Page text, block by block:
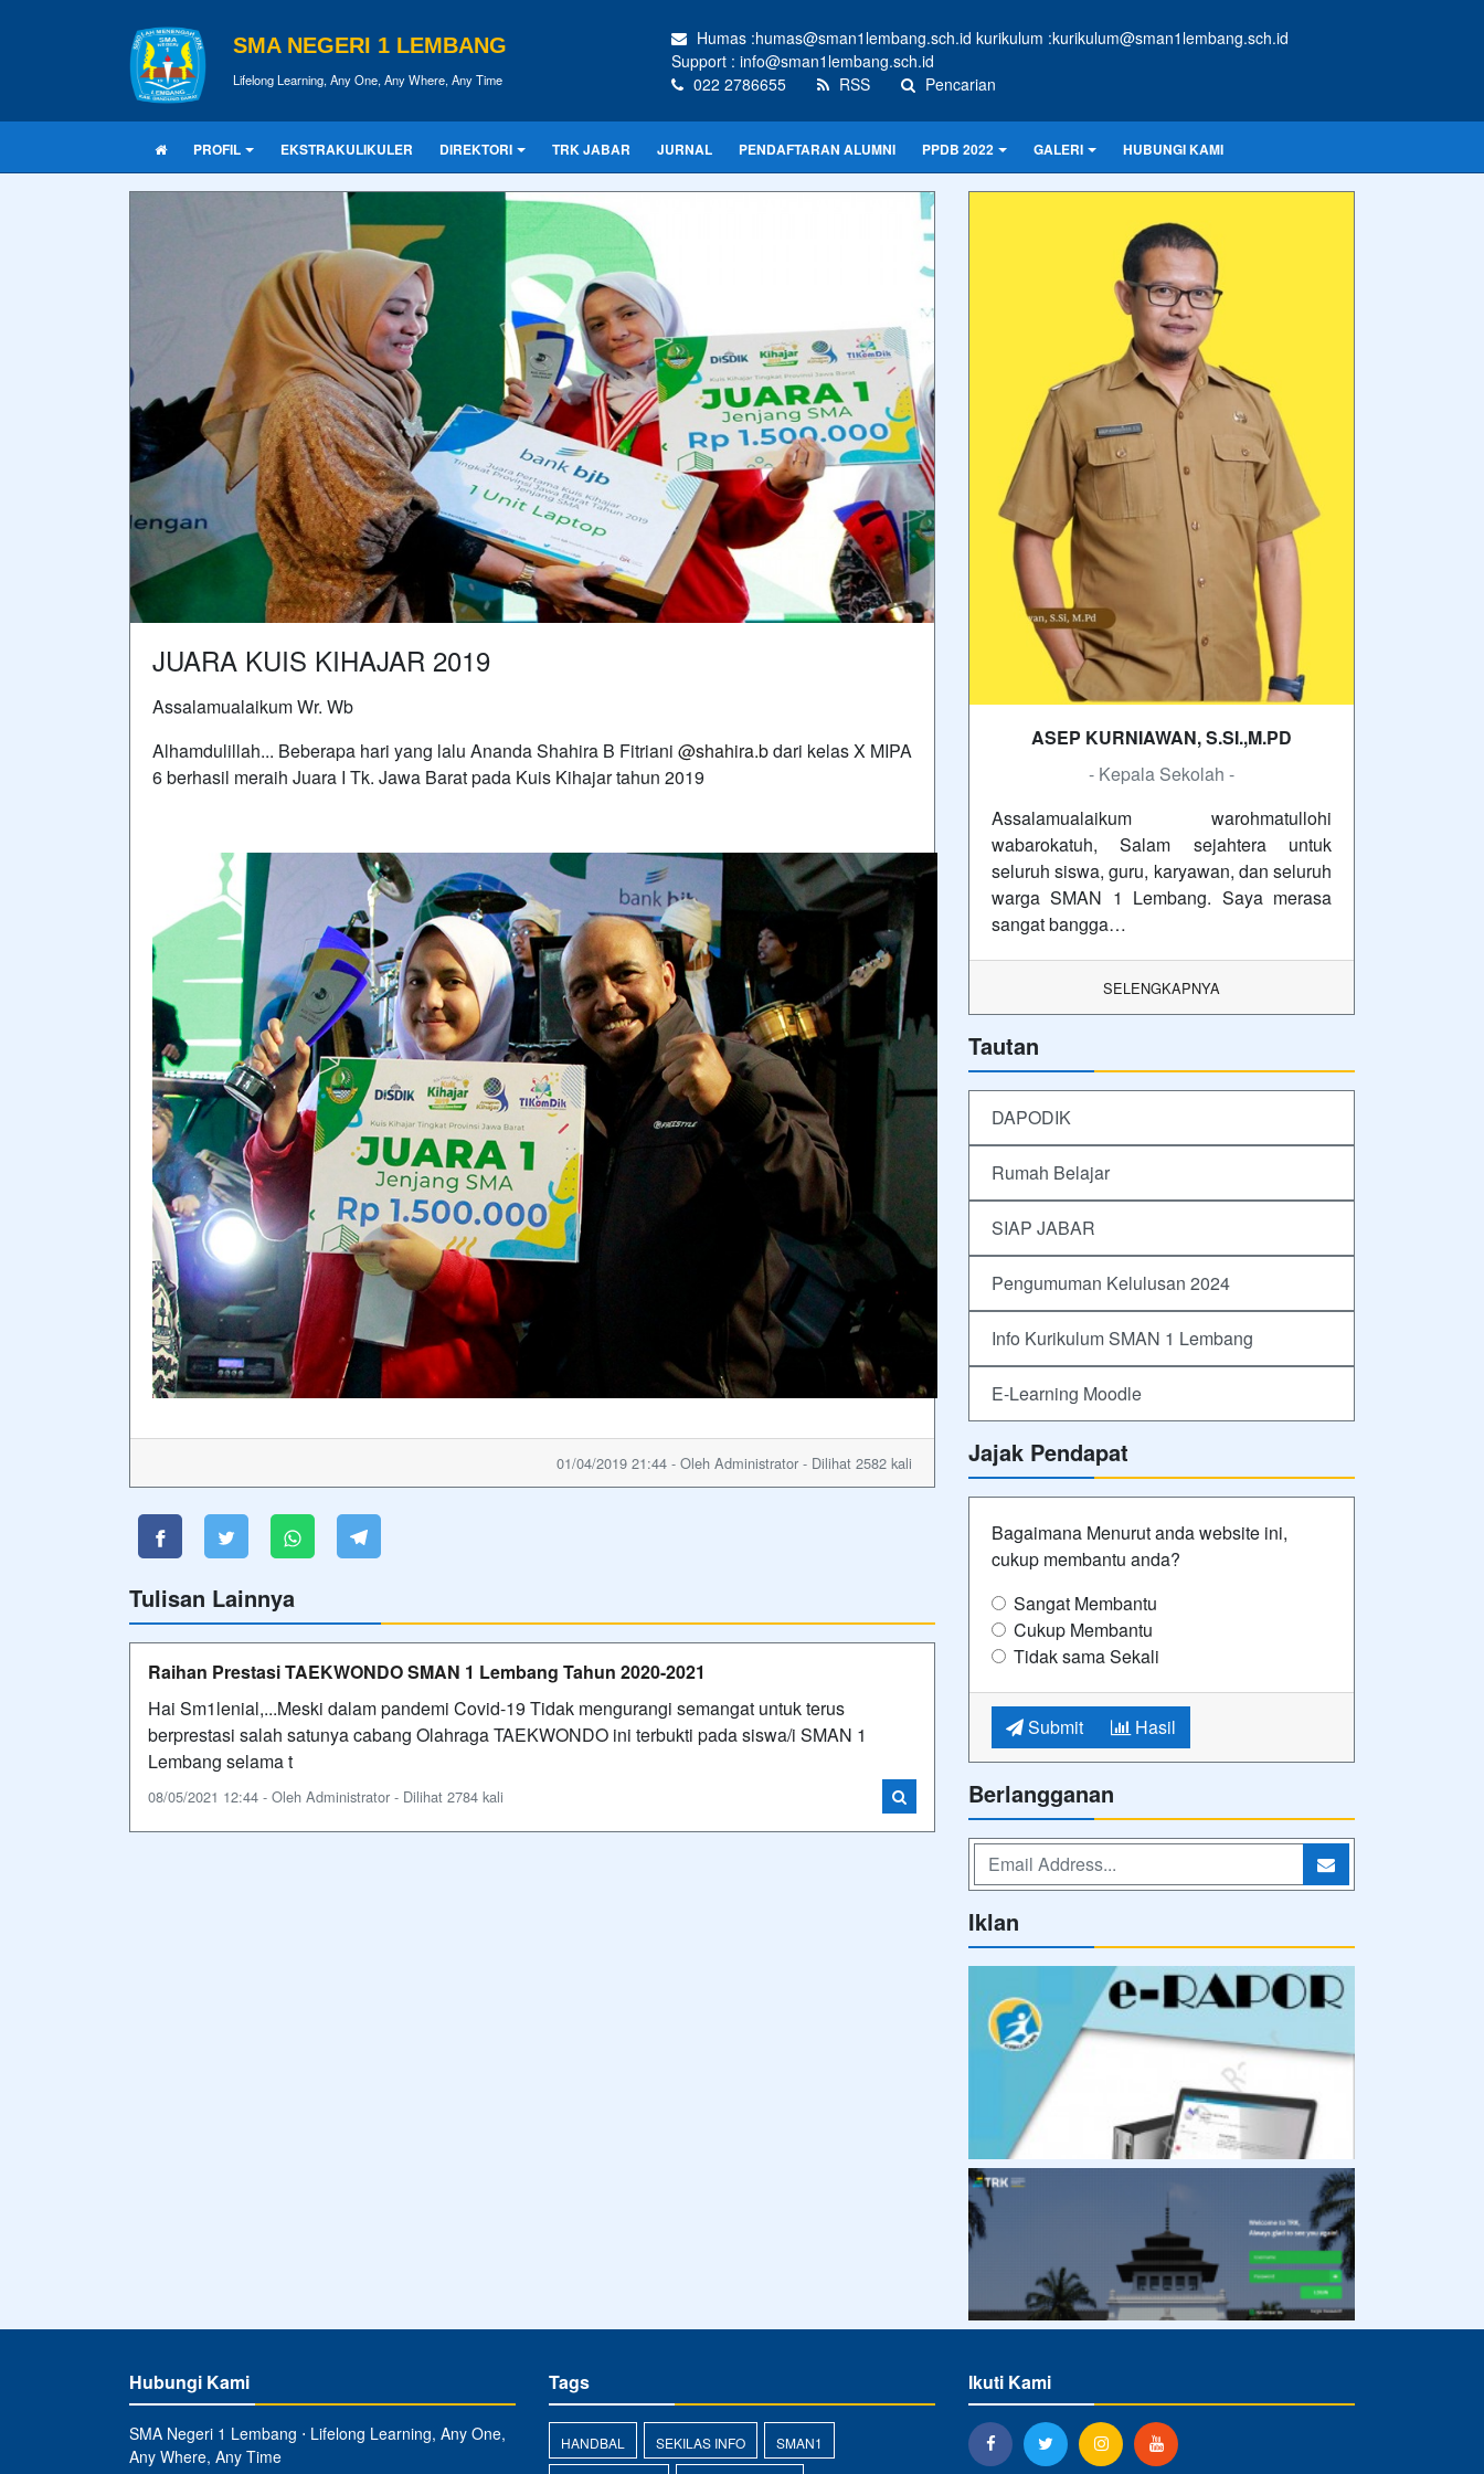
SMA NEGERI 1 LEMBANG
Lifelong Learning, Any One, Any Where, Any Time
Humas :humas@sman1lembang.sch.id kurikulum :kurikulum@sman1lembang.sch.id
Support : info@sman1lembang.sch.id
022 2786655
RSS Pencarian
PROFIL EKSTRAKULIKULER DIREKTORI TRK JABAR JURNAL PENDAFTARAN ALUMNI PPDB 2022 GALERI HUBUNGI KAMI
JUARA KUIS KIHAJAR 2019
Assalamualaikum Wr. Wb
Alhamdulillah... Beberapa hari yang lalu Ananda Shahira B Fitriani @shahira.bdari kelas X MIPA
6 berhasil meraih Juara I Tk. Jawa Barat pada Kuis Kihajar tahun 2019
01/04/2019 21:44 - Oleh Administrator - Dilihat 2582 kali
Tulisan Lainnya
Raihan Prestasi TAEKWONDO SMAN 1 Lembang Tahun 2020-2021
Hai Sm1lenial,...Meski dalam pandemi Covid-19 Tidak mengurangi semangat untuk terus
berprestasi salah satunya cabang Olahraga TAEKWONDO ini terbukti pada siswa/i SMAN 1
Lembang selama t
08/05/2021 12:44 - Oleh Administrator - Dilihat 2784 kali
ASEP KURNIAWAN, S.SI.,M.PD
- Kepala Sekolah -
Assalamualaikum warohmatullohi
wabarokatuh, Salam sejahtera untuk
seluruh siswa, guru, karyawan, dan seluruh
warga SMAN 1 Lembang. Saya merasa
sangat bangga…
SELENGKAPNYA
Tautan
DAPODIK
Rumah Belajar
SIAP JABAR
Pengumuman Kelulusan 2024
Info Kurikulum SMAN 1 Lembang
E-Learning Moodle
Jajak Pendapat
Bagaimana Menurut anda website ini,
cukup membantu anda?
Sangat Membantu
Cukup Membantu
Tidak sama Sekali
Submit Hasil
Berlangganan
Iklan
Hubungi Kami
SMA Negeri 1 Lembang ⋅ Lifelong Learning, Any One,
Any Where, Any Time
Tags
HANDBAL SEKILAS INFO SMAN1
Ikuti Kami